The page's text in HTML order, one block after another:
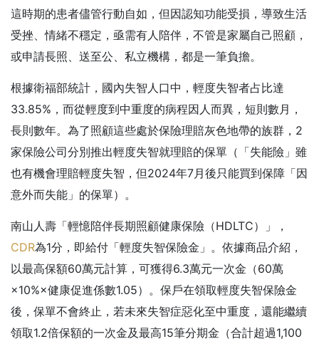
這時期的患者儘管行動自如，但因認知功能受損，導致生活
受挫、情緒不穩定，亟需有人陪伴，不管是家屬自己照顧，
或申請長照、送至公、私立機構，都是一筆負擔。
根據衛福部統計，國內失智人口中，輕度失智者占比達
33.85%，而從輕度到中重度的病程因人而異，短則數月，
長則數年。為了照顧這些處於保險理賠灰色地帶的族群，2
家保險公司分別推出輕度失智就理賠的保單（「失能險」雖
也有機會理賠輕度失智，但2024年7月後只能買到保障「因
意外而失能」的保單）。
南山人壽「輕憶陪伴長期照顧健康保險（HDLTC）」，
CDR為1分，即給付「輕度失智保險金」。依據商品介紹，
以最高保額60萬元計算，可獲得6.3萬元一次金（60萬
×10%×健康促進係數1.05）。保戶在領取輕度失智保險金
後，保單不會終止，若未來失智症惡化至中重度，還能繼續
領取1.2倍保額的一次金及最高15筆分期金（合計超過1,100